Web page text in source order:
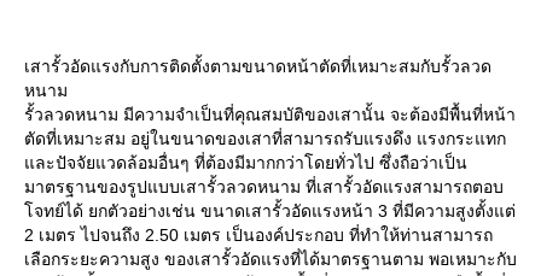
เสารั้วอัดแรงกับการติดตั้งตามขนาดหน้าตัดที่เหมาะสมกับรั้วลวด
หนาม
รั้วลวดหนาม มีความจำเป็นที่คุณสมบัติของเสานั้น จะต้องมีพื้นที่หน้า
ตัดที่เหมาะสม อยู่ในขนาดของเสาที่สามารถรับแรงดึง แรงกระแทก
และปัจจัยแวดล้อมอื่นๆ ที่ต้องมีมากกว่าโดยทั่วไป ซึ่งถือว่าเป็น
มาตรฐานของรูปแบบเสารั้วลวดหนาม ที่เสารั้วอัดแรงสามารถตอบ
โจทย์ได้ ยกตัวอย่างเช่น ขนาดเสารั้วอัดแรงหน้า 3 ที่มีความสูงตั้งแต่
2 เมตร ไปจนถึง 2.50 เมตร เป็นองค์ประกอบ ที่ทำให้ท่านสามารถ
เลือกระยะความสูง ของเสารั้วอัดแรงที่ได้มาตรฐานตาม พอเหมาะกับ